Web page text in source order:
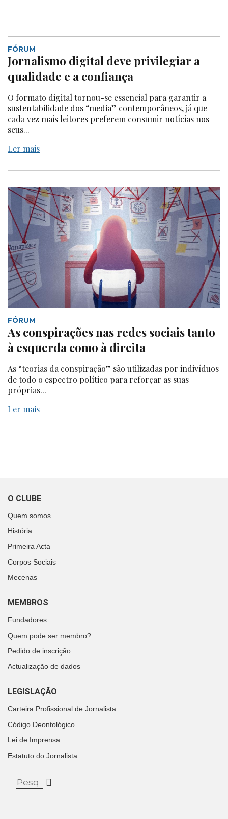
FÓRUM
Jornalismo digital deve privilegiar a
qualidade e a confiança
O formato digital tornou-se essencial para garantir a
sustentabilidade dos “media” contemporâneos, já que
cada vez mais leitores preferem consumir notícias nos
seus...
Ler mais
FÓRUM
As conspirações nas redes sociais tanto
à esquerda como à direita
As “teorias da conspiração” são utilizadas por indivíduos
de todo o espectro político para reforçar as suas
próprias...
Ler mais
O CLUBE
Quem somos
História
Primeira Acta
Corpos Sociais
Mecenas
MEMBROS
Fundadores
Quem pode ser membro?
Pedido de inscrição
Actualização de dados
LEGISLAÇÃO
Carteira Profissional de Jornalista
Código Deontológico
Lei de Imprensa
Estatuto do Jornalista